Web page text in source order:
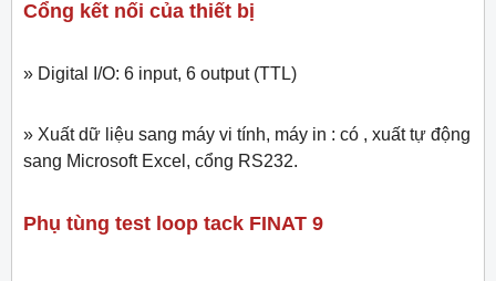
Cổng kết nối của thiết bị
» Digital I/O: 6 input, 6 output (TTL)
» Xuất dữ liệu sang máy vi tính, máy in : có , xuất tự động
sang Microsoft Excel, cổng RS232.
Phụ tùng test loop tack FINAT 9